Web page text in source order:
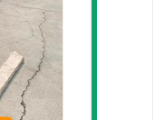
夹具